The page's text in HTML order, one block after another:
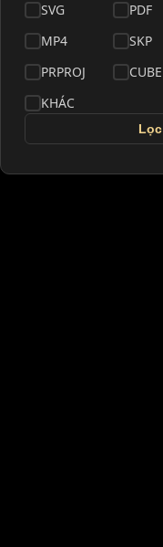
SVG
PDF
MP4
SKP
PRPROJ
CUBE
KHÁC
Lọc